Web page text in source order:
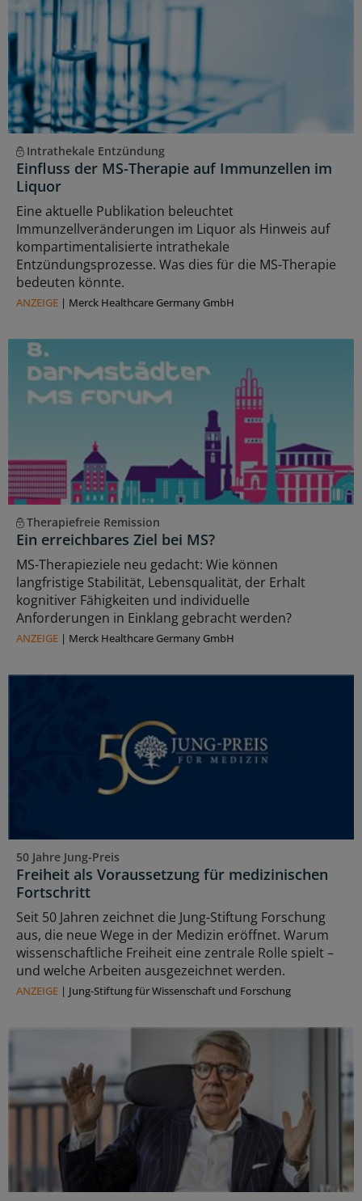
Intrathekale Entzündung
Einfluss der MS-Therapie auf Immunzellen im
Liquor
Eine aktuelle Publikation beleuchtet
Immunzellveränderungen im Liquor als Hinweis auf
kompartimentalisierte intrathekale
Entzündungsprozesse. Was dies für die MS-Therapie
bedeuten könnte.
ANZEIGE | Merck Healthcare Germany GmbH
Therapiefreie Remission
Ein erreichbares Ziel bei MS?
MS-Therapieziele neu gedacht: Wie können
langfristige Stabilität, Lebensqualität, der Erhalt
kognitiver Fähigkeiten und individuelle
Anforderungen in Einklang gebracht werden?
ANZEIGE | Merck Healthcare Germany GmbH
50 Jahre Jung-Preis
Freiheit als Voraussetzung für medizinischen
Fortschritt
Seit 50 Jahren zeichnet die Jung-Stiftung Forschung
aus, die neue Wege in der Medizin eröffnet. Warum
wissenschaftliche Freiheit eine zentrale Rolle spielt –
und welche Arbeiten ausgezeichnet werden.
ANZEIGE | Jung-Stiftung für Wissenschaft und Forschung